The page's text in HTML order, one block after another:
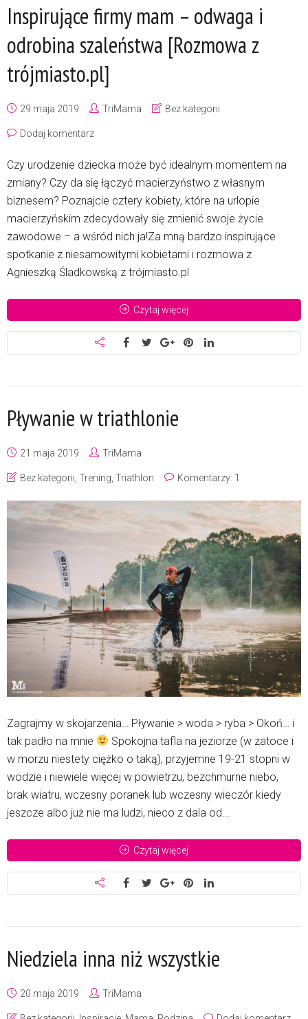
Inspirujące firmy mam – odwaga i
odrobina szaleństwa [Rozmowa z
trójmiasto.pl]
29 maja 2019 TriMama Bez kategorii
Dodaj komentarz
Czy urodzenie dziecka może być idealnym momentem na
zmiany? Czy da się łączyć macierzyństwo z własnym
biznesem? Poznajcie cztery kobiety, które na urlopie
macierzyńskim zdecydowały się zmienić swoje życie
zawodowe – a wśród nich ja!Za mną bardzo inspirujące
spotkanie z niesamowitymi kobietami i rozmowa z
Agnieszką Śladkowską z trójmiasto.pl
Czytaj więcej
Pływanie w triathlonie
21 maja 2019 TriMama
Bez kategorii Trening Triathlon Komentarzy: 1
Zagrajmy w skojarzenia… Pływanie > woda > ryba > Okoń… i
tak padło na mnie
Spokojna tafla na jeziorze (w zatoce i
w morzu niestety ciężko o taką), przyjemne 19-21 stopni w
wodzie i niewiele więcej w powietrzu, bezchmurne niebo,
brak wiatru, wczesny poranek lub wczesny wieczór kiedy
jeszcze albo już nie ma ludzi, nieco z dala od...
Czytaj więcej
Niedziela inna niż wszystkie
20 maja 2019 TriMama